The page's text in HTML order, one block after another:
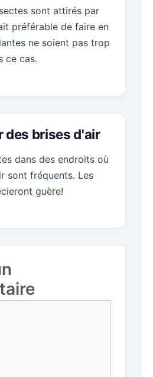
sont attirés par
préférable de faire en
ne soient pas trop
ce cas.
des brises d'air
dans des endroits où
sont fréquents. Les
guère!